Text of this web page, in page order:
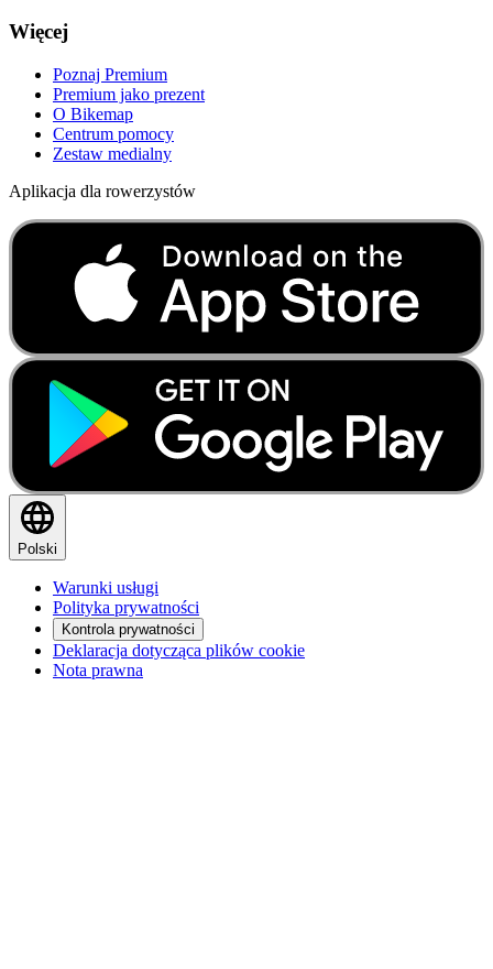
Więcej
Poznaj Premium
Premium jako prezent
O Bikemap
Centrum pomocy
Zestaw medialny
Aplikacja dla rowerzystów
Polski
Warunki usługi
Polityka prywatności
Kontrola prywatności
Deklaracja dotycząca plików cookie
Nota prawna